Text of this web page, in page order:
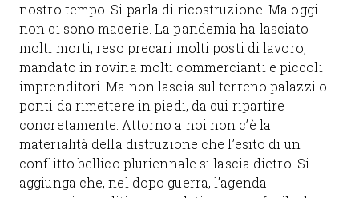
nostro tempo. Si parla di ricostruzione. Ma oggi
non ci sono macerie. La pandemia ha lasciato
molti morti, reso precari molti posti di lavoro,
mandato in rovina molti commercianti e piccoli
imprenditori. Ma non lascia sul terreno palazzi o
ponti da rimettere in piedi, da cui ripartire
concretamente. Attorno a noi non c’è la
materialità della distruzione che l’esito di un
conflitto bellico pluriennale si lascia dietro. Si
aggiunga che, nel dopo guerra, l’agenda